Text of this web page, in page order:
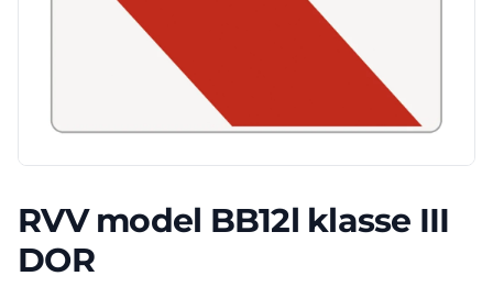
RVV model BB12l klasse III
DOR